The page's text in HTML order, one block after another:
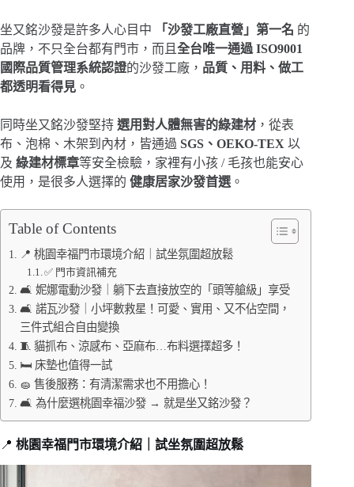
坐又銘沙發是許多人心目中 「沙發工廠直營」第一名 的
品牌，不只全台都有門市，而且 全台唯一通過 ISO9001
國際品質管理系統認證的沙發工廠， 品質、用料、做工
都透明看得見 。
同時坐又銘沙發堅持 選用對人體無害的綠建材 ，從表
布、泡棉、木架到內材，皆通過 SGS、OEKO-TEX 以
及 綠建材標章等安全檢驗，家裡有小孩 / 毛孩也能安心
使用，是很多人選擇的 健康居家沙發首選 。
Table of Contents
📍 桃園幸福門市環境介紹｜試坐氛圍超放鬆
✅ 門市資訊補充
🛋️ 妮娜電動沙發｜躺下去直接放空的「頭等艙級」享受
🛋️ 諾瓦沙發｜小坪數救星！可愛、實用、又不佔空間，
三件式組合自由變換
🧵 貓抓布、涼感布、亞麻布…布料選擇超多！
🛏️ 床墊也值得一試
🧽 售後服務：有清潔需求也不用擔心！
🛋️ 為什麼選桃園幸福沙發 → 就是坐又銘沙發？
📍 桃園幸福門市環境介紹｜試坐氛圍超放鬆